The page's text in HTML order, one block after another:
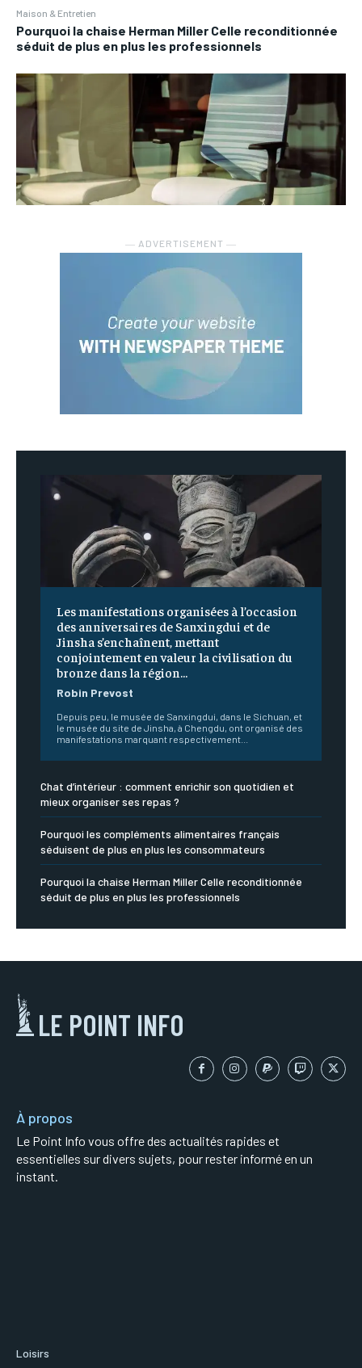
Maison & Entretien
Pourquoi la chaise Herman Miller Celle reconditionnée
séduit de plus en plus les professionnels
― ADVERTISEMENT ―
Les manifestations organisées à l’occasion
des anniversaires de Sanxingdui et de
Jinsha s’enchaînent, mettant
conjointement en valeur la civilisation du
bronze dans la région...
Robin Prevost
Depuis peu, le musée de Sanxingdui, dans le Sichuan, et
le musée du site de Jinsha, à Chengdu, ont organisé des
manifestations marquant respectivement...
Chat d’intérieur : comment enrichir son quotidien et
mieux organiser ses repas ?
Pourquoi les compléments alimentaires français
séduisent de plus en plus les consommateurs
Pourquoi la chaise Herman Miller Celle reconditionnée
séduit de plus en plus les professionnels
LE POINT INFO
À propos
Le Point Info vous offre des actualités rapides et
essentielles sur divers sujets, pour rester informé en un
instant.
Loisirs